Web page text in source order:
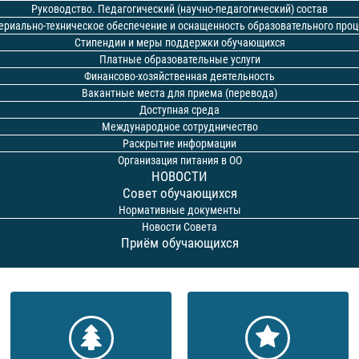
Руководство. Педагогический (научно-педагогический) состав
техническое обеспечение и оснащенность образовательного
Стипендии и меры поддержки обучающихся
Платные образовательные услуги
Финансово-хозяйственная деятельность
Вакантные места для приема (перевода)
Доступная среда
Международное сотрудничество
Раскрытие информации
Организация питания в ОО
НОВОСТИ
Совет обучающихся
Нормативные документы
Новости Совета
Приём обучающихся